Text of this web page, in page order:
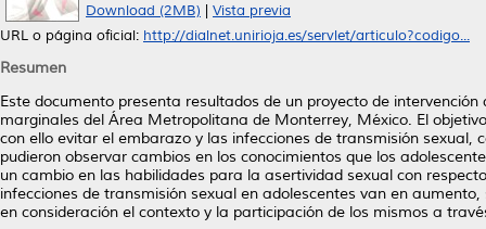
Download (2MB)
Vista previa
URL o página oficial: http://dialnet.unirioja.es/servlet/articulo?codigo...
Resumen
Este documento presenta resultados de un proyecto de
marginales del Área Metropolitana de Monterrey, México. El
con ello evitar el embarazo y las infecciones de transmisión
pudieron observar cambios en los conocimientos que los
un cambio en las habilidades para la asertividad sexual con
infecciones de transmisión sexual en adolescentes van en
en consideración el contexto y la participación de los mismos a